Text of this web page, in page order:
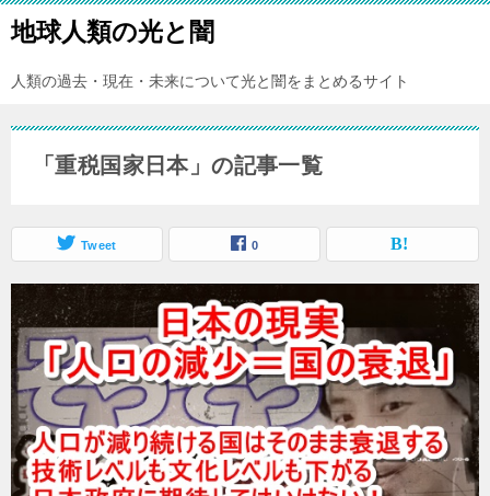
地球人類の光と闇
人類の過去・現在・未来について光と闇をまとめるサイト
「重税国家日本」の記事一覧
Tweet 0